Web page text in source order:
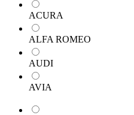
ACURA
ALFA ROMEO
AUDI
AVIA